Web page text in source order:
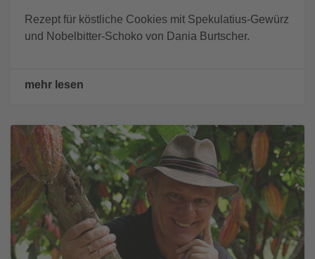
Rezept für köstliche Cookies mit Spekulatius-Gewürz
und Nobelbitter-Schoko von Dania Burtscher.
mehr lesen